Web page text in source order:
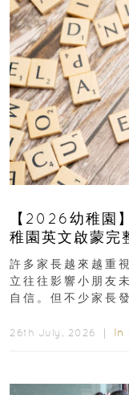
【2026幼稚園
稚園英文啟蒙完
許多家長越來越重
立往往影響小朋友
自信。但不少家長
26th July, 2026 ｜ In